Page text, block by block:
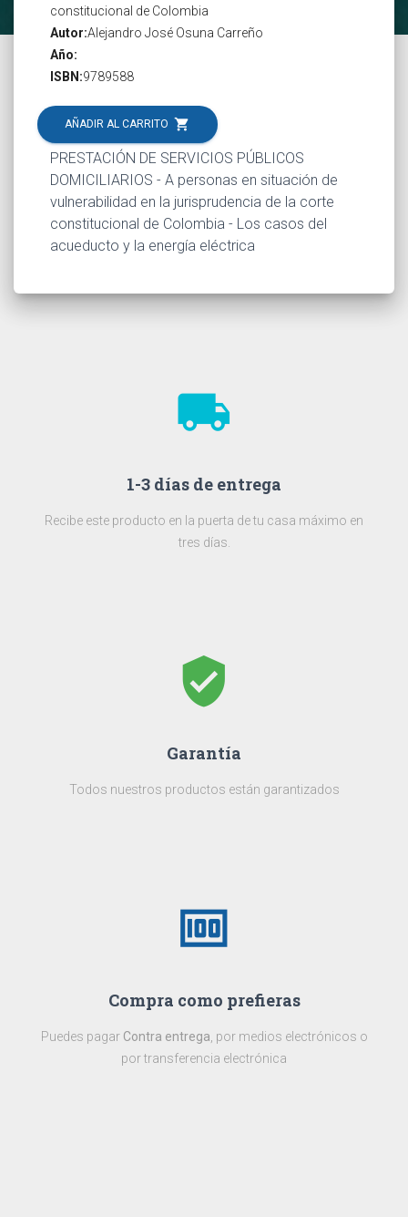
constitucional de Colombia
Autor:Alejandro José Osuna Carreño
Año:
ISBN:9789588
AÑADIR AL CARRITO shopping_cart
PRESTACIÓN DE SERVICIOS PÚBLICOS
DOMICILIARIOS - A personas en situación de
vulnerabilidad en la jurisprudencia de la corte
constitucional de Colombia - Los casos del
acueducto y la energía eléctrica
local_shipping
1-3 días de entrega
Recibe este producto en la puerta de tu casa máximo en
tres días.
verified_user
Garantía
Todos nuestros productos están garantizados
money
Compra como prefieras
Puedes pagar Contra entrega , por medios electrónicos o
por transferencia electrónica